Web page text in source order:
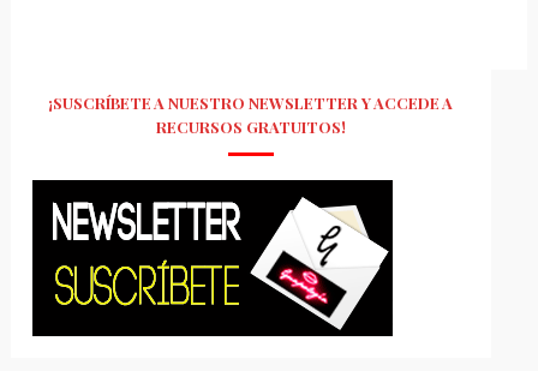
¡SUSCRÍBETE A NUESTRO NEWSLETTER Y ACCEDE A
RECURSOS GRATUITOS!